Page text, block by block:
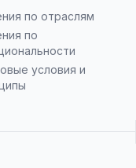
по отраслям
по
условия и